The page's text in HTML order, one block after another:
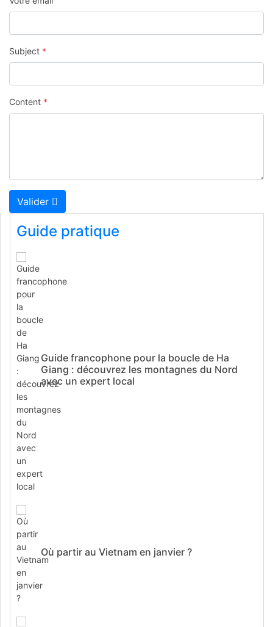
Subject *
Content *
Valider
Guide pratique
Guide francophone pour la boucle de Ha
Giang : découvrez les montagnes du Nord
avec un expert local
Où partir au Vietnam en janvier ?